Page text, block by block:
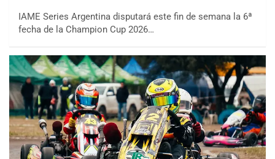
IAME Series Argentina disputará este fin de semana la 6ª
fecha de la Champion Cup 2026…